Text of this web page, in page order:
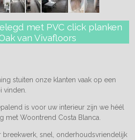
met PVC click planken
van Vivafloors
stuiten onze klanten vaak op een
is voor uw interieur zijn we héél
met Woontrend Costa Blanca.
breekwerk, snel, onderhoudsvriendelijk